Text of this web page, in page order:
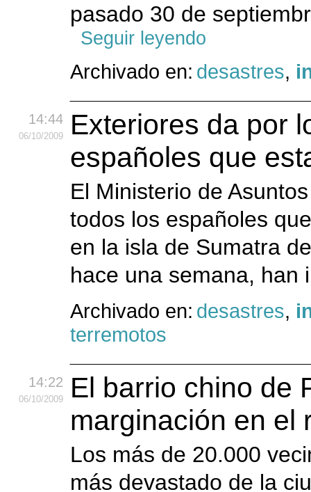
pasado 30 de
Seguir leyendo
Archivado en: desastres,
14:44
06/10/2009
Exteriores da por
españoles que
El Ministerio de
todos los españoles
en la isla de Sumatra
hace una semana,
Archivado en: desastres,
terremotos
14:22
06/10/2009
El barrio chino de
marginación en el
Los más de 20.000
más devastado de la